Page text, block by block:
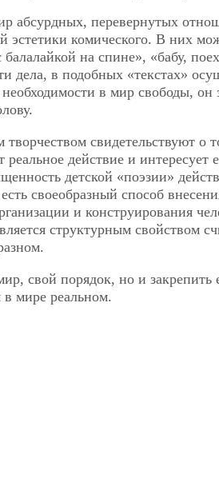
абсурдных, перевернутых
эстетики комического. В них
балалайкой на спине», «бабу,
дела, в подобных «текстах»
в мир свободы, он
свидетельствуют о
действие и интересует
детской «поэзии»
своеобразный способ
и конструирования
структурным свойством
свой порядок, но и
в мире реальном.